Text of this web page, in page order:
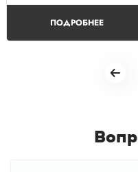
ПОДРОБНЕЕ